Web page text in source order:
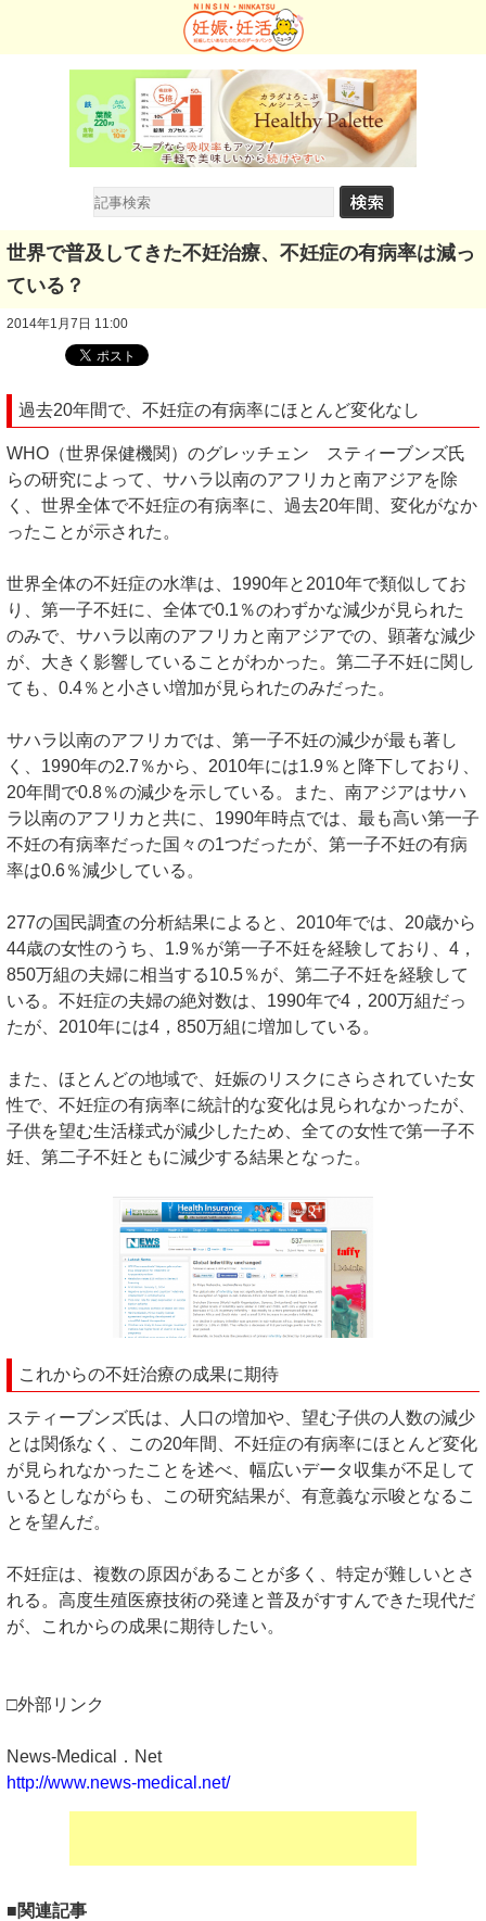
世界で普及してきた不妊治療、不妊症の有病率は減っ
ている？
2014年1月7日 11:00
過去20年間で、不妊症の有病率にほとんど変化なし
WHO（世界保健機関）のグレッチェン スティーブンズ氏
らの研究によって、サハラ以南のアフリカと南アジアを除
く、世界全体で不妊症の有病率に、過去20年間、変化がなか
ったことが示された。
世界全体の不妊症の水準は、1990年と2010年で類似してお
り、第一子不妊に、全体で0.1％のわずかな減少が見られた
のみで、サハラ以南のアフリカと南アジアでの、顕著な減少
が、大きく影響していることがわかった。第二子不妊に関し
ても、0.4％と小さい増加が見られたのみだった。
サハラ以南のアフリカでは、第一子不妊の減少が最も著し
く、1990年の2.7％から、2010年には1.9％と降下しており、
20年間で0.8％の減少を示している。また、南アジアはサハ
ラ以南のアフリカと共に、1990年時点では、最も高い第一子
不妊の有病率だった国々の1つだったが、第一子不妊の有病
率は0.6％減少している。
277の国民調査の分析結果によると、2010年では、20歳から
44歳の女性のうち、1.9％が第一子不妊を経験しており、4，
850万組の夫婦に相当する10.5％が、第二子不妊を経験して
いる。不妊症の夫婦の絶対数は、1990年で4，200万組だっ
たが、2010年には4，850万組に増加している。
また、ほとんどの地域で、妊娠のリスクにさらされていた女
性で、不妊症の有病率に統計的な変化は見られなかったが、
子供を望む生活様式が減少したため、全ての女性で第一子不
妊、第二子不妊ともに減少する結果となった。
これからの不妊治療の成果に期待
スティーブンズ氏は、人口の増加や、望む子供の人数の減少
とは関係なく、この20年間、不妊症の有病率にほとんど変化
が見られなかったことを述べ、幅広いデータ収集が不足して
いるとしながらも、この研究結果が、有意義な示唆となるこ
とを望んだ。
不妊症は、複数の原因があることが多く、特定が難しいとさ
れる。高度生殖医療技術の発達と普及がすすんできた現代だ
が、これからの成果に期待したい。
□外部リンク
News-Medical．Net
http://www.news-medical.net/
■関連記事